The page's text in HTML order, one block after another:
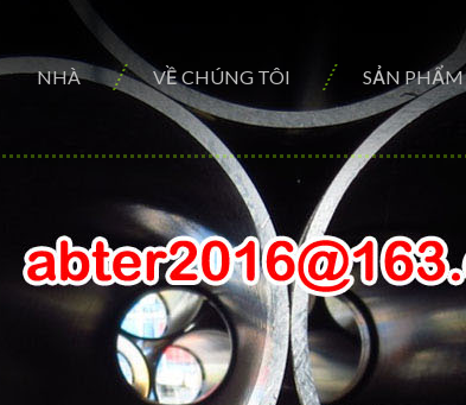
NHÀ VỀ CHÚNG TÔI SẢN PHẨM